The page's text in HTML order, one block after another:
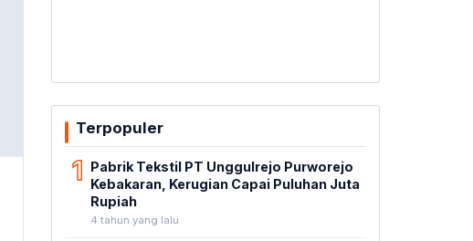
Terpopuler
1 Pabrik Tekstil PT Unggulrejo Purworejo
Kebakaran, Kerugian Capai Puluhan Juta
Rupiah
4 tahun yang lalu